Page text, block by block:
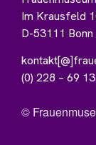
Im Krausfeld
D-53111 Bonn
(0) 228 – 69
©